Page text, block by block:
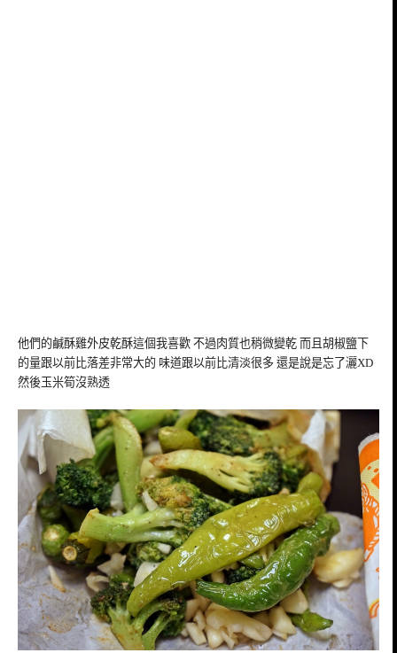
他們的鹹酥雞外皮乾酥這個我喜歡 不過肉質也稍微變乾 而且胡椒鹽下
的量跟以前比落差非常大的 味道跟以前比清淡很多 還是說是忘了灑XD
然後玉米筍沒熟透